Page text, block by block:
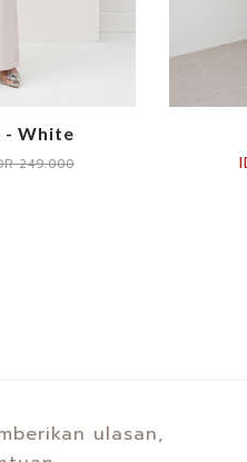
- White
249.000
ulasan,